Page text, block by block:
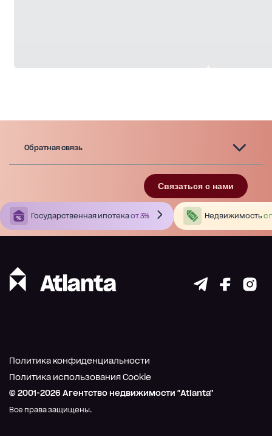
Обратная связь
Связаться с нами
Государственная ипотекаот 3% Недвижимостьс
© 2001-2026 Агентство недвижимости "Atlanta"
Все права защищены.
Политика конфиденциальности
Политика использования Cookie